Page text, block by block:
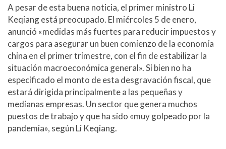
A pesar de esta buena noticia, el primer ministro Li
Keqiang está preocupado. El miércoles 5 de enero,
anunció «medidas más fuertes para reducir impuestos y
cargos para asegurar un buen comienzo de la economía
china en el primer trimestre, con el fin de estabilizar la
situación macroeconómica general». Si bien no ha
especificado el monto de esta desgravación fiscal, que
estará dirigida principalmente a las pequeñas y
medianas empresas. Un sector que genera muchos
puestos de trabajo y que ha sido «muy golpeado por la
pandemia», según Li Keqiang.